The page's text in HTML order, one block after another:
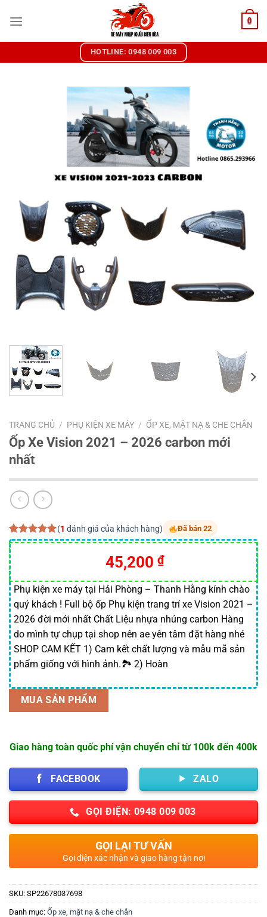
đến
0
HOTLINE: 0948 009 003
TRANG CHỦ / PHỤ KIỆN XE MÁY / ỐP XE, MẶT NẠ & CHE CHẮN
Ốp Xe Vision 2021 – 2026 carbon mới
nhất
5.00trên 5
dựa trên
1
đánh giá
(1 đánh giá của khách hàng) Đã bán 22
45,200 ₫
Phụ kiện xe máy tại Hải Phòng – Thanh Hằng kính chào
quý khách ! Full bộ ốp Phụ kiện trang trí xe Vision 2021 –
2026 đời mới nhất Chất Liệu nhựa nhúng carbon Hàng
do mình tự chụp tại shop nên ae yên tâm đặt hàng nhé
SHOP CAM KẾT 1) Cam kết chất lượng và mẫu mã sản
phẩm giống với hình ảnh.🏞 2) Hoàn
MUA SẢN PHẨM
Giao hàng toàn quốc phí vận chuyển chỉ từ 100k đến 400k
FACEBOOK ZALO
GỌI ĐIỆN: 0948 009 003
GỌI LẠI TƯ VẤN
Gọi điện xác nhận và giao hàng tận nơi
SKU: SP22678037698
Danh mục: Ốp xe, mặt nạ & che chắn